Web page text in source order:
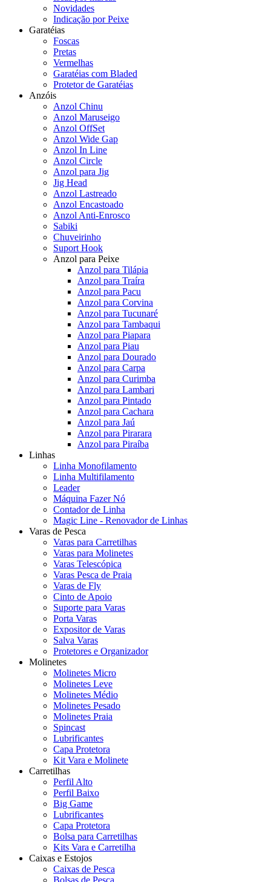
Novidades
Indicação por Peixe
Garatéias
Foscas
Pretas
Vermelhas
Garatéias com Bladed
Protetor de Garatéias
Anzóis
Anzol Chinu
Anzol Maruseigo
Anzol OffSet
Anzol Wide Gap
Anzol In Line
Anzol Circle
Anzol para Jig
Jig Head
Anzol Lastreado
Anzol Encastoado
Anzol Anti-Enrosco
Sabiki
Chuveirinho
Suport Hook
Anzol para Peixe
Anzol para Tilápia
Anzol para Traíra
Anzol para Pacu
Anzol para Corvina
Anzol para Tucunaré
Anzol para Tambaqui
Anzol para Piapara
Anzol para Piau
Anzol para Dourado
Anzol para Carpa
Anzol para Curimba
Anzol para Lambari
Anzol para Pintado
Anzol para Cachara
Anzol para Jaú
Anzol para Pirarara
Anzol para Piraíba
Linhas
Linha Monofilamento
Linha Multifilamento
Leader
Máquina Fazer Nó
Contador de Linha
Magic Line - Renovador de Linhas
Varas de Pesca
Varas para Carretilhas
Varas para Molinetes
Varas Telescópica
Varas Pesca de Praia
Varas de Fly
Cinto de Apoio
Suporte para Varas
Porta Varas
Expositor de Varas
Salva Varas
Protetores e Organizador
Molinetes
Molinetes Micro
Molinetes Leve
Molinetes Médio
Molinetes Pesado
Molinetes Praia
Spincast
Lubrificantes
Capa Protetora
Kit Vara e Molinete
Carretilhas
Perfil Alto
Perfil Baixo
Big Game
Lubrificantes
Capa Protetora
Bolsa para Carretilhas
Kits Vara e Carretilha
Caixas e Estojos
Caixas de Pesca
Bolsas de Pesca